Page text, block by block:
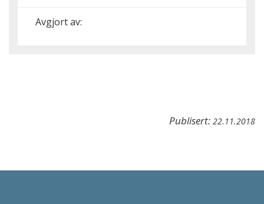
Avgjort av:
Publisert: 22.11.2018